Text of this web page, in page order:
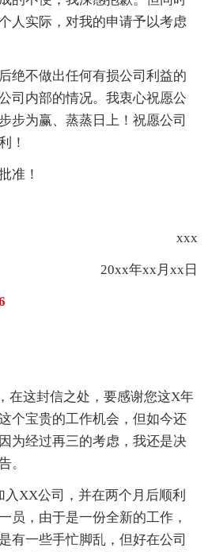
人实际，对我的申请予以考虑
不做出任何有损公司利益的
司内部的情况。我衷心祝愿公
步为赢、蒸蒸日上！祝愿公司
！
准！
xxx
20xx年xx月xx日
这封信之处，要感谢您这X年
个宝贵的工作机会，但如今还
为经过再三的考虑，我还是决
。
XX公司，并在两个月后顺利
员，由于是一份全新的工作，
有一些手忙脚乱，但好在公司